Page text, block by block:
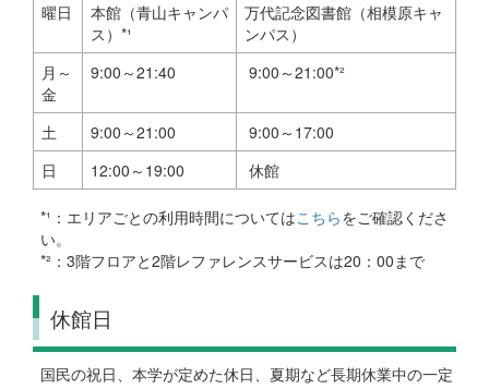
曜日
本館（青山キャンパ
ス）*¹
万代記念図書館（相模原キャ
ンパス）
月～
金
9:00～21:40 9:00～21:00*²
土 9:00～21:00
9:00～17:00
日
12:00～19:00 休館
*¹：エリアごとの利用時間についてはこちらをご確認くださ
い。
*²：3階フロアと2階レファレンスサービスは20：00まで
休館日
国民の祝日、本学が定めた休日、夏期など長期休業中の一定